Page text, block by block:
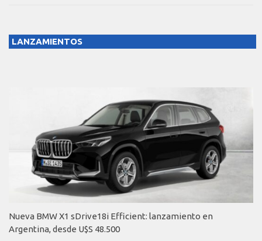
LANZAMIENTOS
Nueva BMW X1 sDrive18i Efficient: lanzamiento en
Argentina, desde U$S 48.500